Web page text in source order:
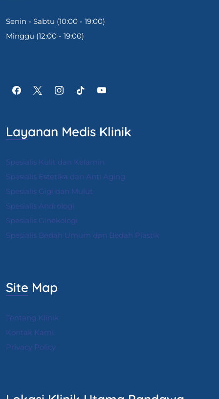
Senin - Sabtu (10:00 - 19:00)
Minggu (12:00 - 19:00)
Layanan Medis Klinik
Spesialis Kulit dan Kelamin
Spesialis Estetika dan Anti Aging
Spesialis Gigi dan Mulut
Spesialis Andrologi
Spesialis Ginekologi
Spesialis Bedah Umum dan Bedah Plastik
Site Map
Tentang Klinik
Kontak Kami
Privacy Policy